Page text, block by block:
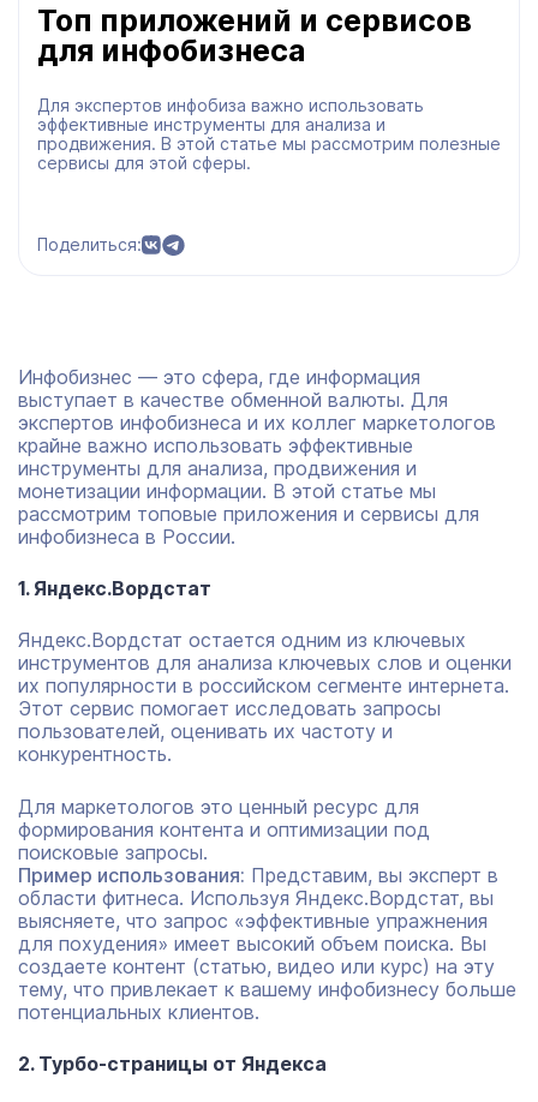
Топ приложений и сервисов
для инфобизнеса
Для экспертов инфобиза важно использовать
эффективные инструменты для анализа и
продвижения. В этой статье мы рассмотрим полезные
сервисы для этой сферы.
Поделиться:
Инфобизнес — это сфера, где информация
выступает в качестве обменной валюты. Для
экспертов инфобизнеса и их коллег маркетологов
крайне важно использовать эффективные
инструменты для анализа, продвижения и
монетизации информации. В этой статье мы
рассмотрим топовые приложения и сервисы для
инфобизнеса в России.
1. Яндекс.Вордстат
Яндекс.Вордстат остается одним из ключевых
инструментов для анализа ключевых слов и оценки
их популярности в российском сегменте интернета.
Этот сервис помогает исследовать запросы
пользователей, оценивать их частоту и
конкурентность.
Для маркетологов это ценный ресурс для
формирования контента и оптимизации под
поисковые запросы.
Пример использования: Представим, вы эксперт в
области фитнеса. Используя Яндекс.Вордстат, вы
выясняете, что запрос «эффективные упражнения
для похудения» имеет высокий объем поиска. Вы
создаете контент (статью, видео или курс) на эту
тему, что привлекает к вашему инфобизнесу больше
потенциальных клиентов.
2. Турбо-страницы от Яндекса